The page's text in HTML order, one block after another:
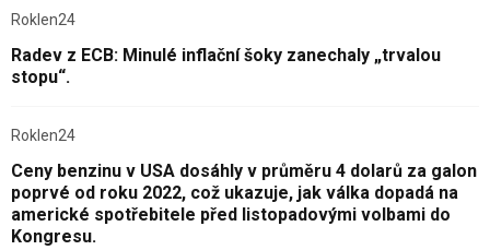
Roklen24
Radev z ECB: Minulé inflační šoky zanechaly „trvalou
stopu“.
Roklen24
Ceny benzinu v USA dosáhly v průměru 4 dolarů za galon
poprvé od roku 2022, což ukazuje, jak válka dopadá na
americké spotřebitele před listopadovými volbami do
Kongresu.